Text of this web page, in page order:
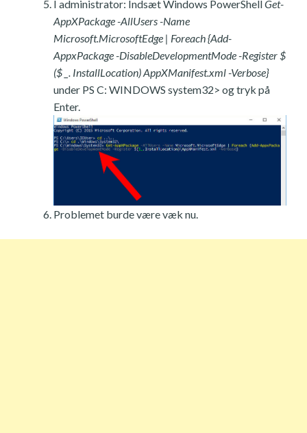
I administrator: Indsæt Windows PowerShellGet-
AppXPackage -AllUsers -Name
Microsoft.MicrosoftEdge | Foreach {Add-
AppxPackage -DisableDevelopmentMode -Register $
($ _. InstallLocation) AppXManifest.xml -Verbose}
under PS C: WINDOWS system32> og tryk på
Enter.
Problemet burde være væk nu.